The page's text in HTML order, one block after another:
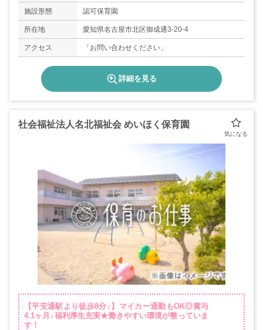
施設形態 認可保育園
所在地 愛知県名古屋市北区御成通3-20-4
アクセス 「お問い合わせください」
詳細を見る
社会福祉法人名北福祉会 めいほく保育園
【平安通駅より徒歩8分♪】マイカー通勤もOK◎賞与
4.1ヶ月♪福利厚生充実★働きやすい環境が整っていま
す！